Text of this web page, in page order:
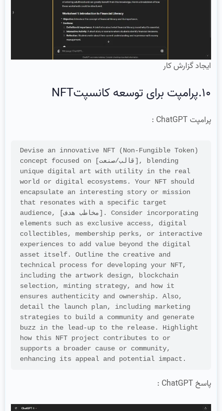
ایجاد گزارش کار
10.پرامپت برای توسعه کانسپتNFT
پرامپت ChatGPT :
Devise an innovative NFT (Non-Fungible Token)
concept focused on [قالب/صنعت], blending
unique digital art with utility in the real
world or digital ecosystems. Your NFT should
encapsulate an interesting story or mission
that resonates with a specific target
audience, [مخاطب هدف]. Consider incorporating
elements such as exclusive access, digital
collectibles, membership perks, or interactive
experiences to add value beyond the digital
asset itself. Outline the creative and
technical process for developing your NFT,
including the artwork design, blockchain
selection, minting strategy, and how it
ensures authenticity and ownership. Also,
detail the launch plan, including marketing
strategies to build a community and generate
buzz in the lead-up to the release. Highlight
how this NFT project contributes to or
supports a broader cause or community,
enhancing its appeal and potential impact.
پاسخ ChatGPT :